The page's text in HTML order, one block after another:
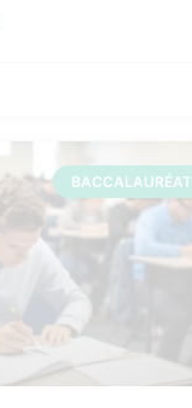
BACCALAURÉAT